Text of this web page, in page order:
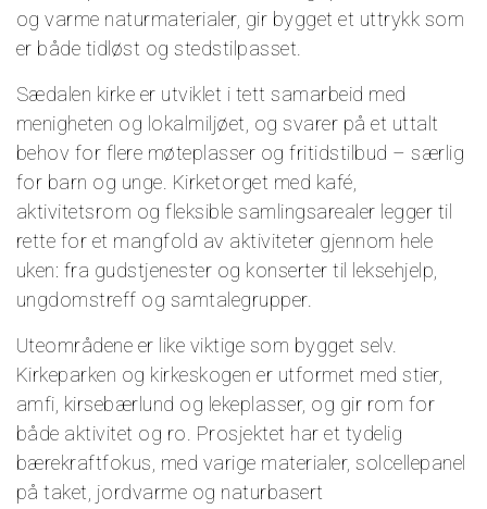
og varme naturmaterialer, gir bygget et uttrykk som
er både tidløst og stedstilpasset.
Sædalen kirke er utviklet i tett samarbeid med
menigheten og lokalmiljøet, og svarer på et uttalt
behov for flere møteplasser og fritidstilbud – særlig
for barn og unge. Kirketorget med kafé,
aktivitetsrom og fleksible samlingsarealer legger til
rette for et mangfold av aktiviteter gjennom hele
uken: fra gudstjenester og konserter til leksehjelp,
ungdomstreff og samtalegrupper.
Uteområdene er like viktige som bygget selv.
Kirkeparken og kirkeskogen er utformet med stier,
amfi, kirsebærlund og lekeplasser, og gir rom for
både aktivitet og ro. Prosjektet har et tydelig
bærekraftfokus, med varige materialer, solcellepanel
på taket, jordvarme og naturbasert